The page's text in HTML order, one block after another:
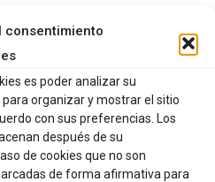
consentimiento
es poder analizar su
organizar y mostrar el sitio
con sus preferencias. Los
después de su
de cookies que no son
de forma afirmativa para
AL CARRITO
Cajón embarcación Kali